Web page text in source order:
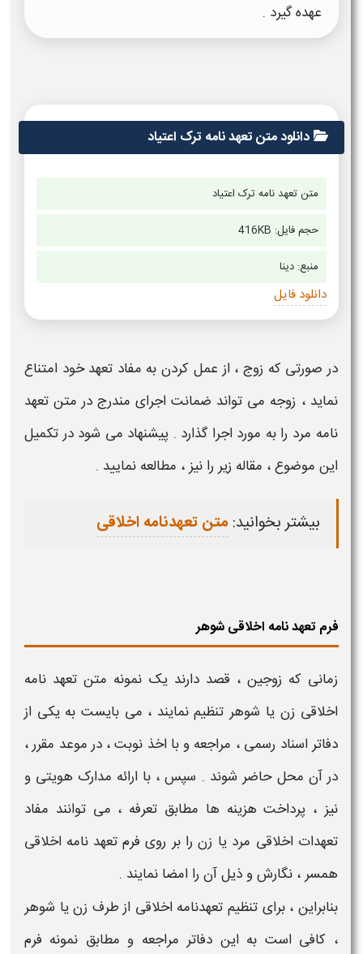
عهده گیرد .
دانلود متن تعهد نامه ترک اعتیاد
متن تعهد نامه ترک اعتیاد
حجم فایل: 416KB
منبع: دینا
دانلود فایل
در صورتی که زوج ، از عمل کردن به مفاد تعهد خود امتناع
نماید ، زوجه می تواند ضمانت اجرای مندرج در متن تعهد
نامه مرد را به مورد اجرا گذارد . پیشنهاد می شود در تکمیل
این موضوع ، مقاله زیر را نیز ، مطالعه نمایید .
بیشتر بخوانید:متن تعهدنامه اخلاقی
فرم تعهد نامه اخلاقی شوهر
زمانی که زوجین ، قصد دارند یک نمونه متن تعهد نامه
اخلاقی زن یا شوهر تنظیم نمایند ، می بایست به یکی از
دفاتر اسناد رسمی ، مراجعه و با اخذ نوبت ، در موعد مقرر ،
در آن محل حاضر شوند . سپس ، با ارائه مدارک هویتی و
نیز ، پرداخت هزینه ها مطابق تعرفه ، می توانند مفاد
تعهدات اخلاقی مرد یا زن را بر روی فرم تعهد نامه اخلاقی
همسر ، نگارش و ذیل آن را امضا نمایند .
بنابراین ، برای تنظیم تعهدنامه اخلاقی از طرف زن یا شوهر
، کافی است به این دفاتر مراجعه و مطابق نمونه فرم